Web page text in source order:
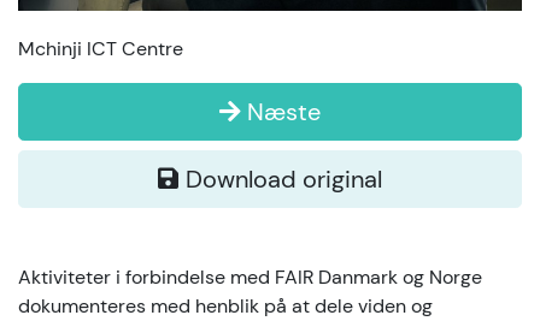
Mchinji ICT Centre
Næste
Download original
Aktiviteter i forbindelse med FAIR Danmark og Norge
dokumenteres med henblik på at dele viden og